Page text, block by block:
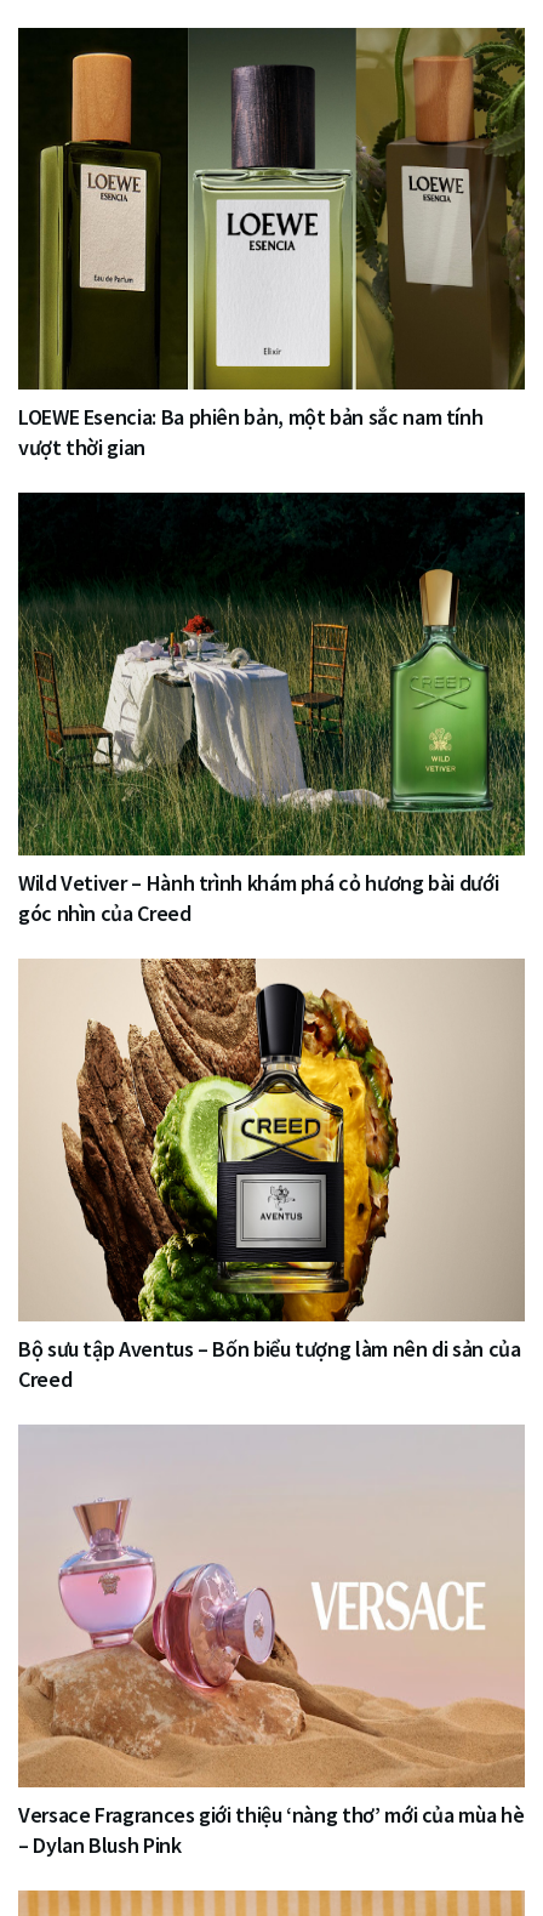
LOEWE Esencia: Ba phiên bản, một bản sắc nam tính
vượt thời gian
Wild Vetiver – Hành trình khám phá cỏ hương bài dưới
góc nhìn của Creed
Bộ sưu tập Aventus – Bốn biểu tượng làm nên di sản của
Creed
Versace Fragrances giới thiệu ‘nàng thơ’ mới của mùa hè
– Dylan Blush Pink